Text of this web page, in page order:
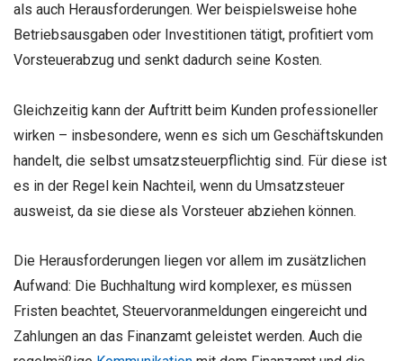
als auch Herausforderungen. Wer beispielsweise hohe
Betriebsausgaben oder Investitionen tätigt, profitiert vom
Vorsteuerabzug und senkt dadurch seine Kosten.
Gleichzeitig kann der Auftritt beim Kunden professioneller
wirken – insbesondere, wenn es sich um Geschäftskunden
handelt, die selbst umsatzsteuerpflichtig sind. Für diese ist
es in der Regel kein Nachteil, wenn du Umsatzsteuer
ausweist, da sie diese als Vorsteuer abziehen können.
Die Herausforderungen liegen vor allem im zusätzlichen
Aufwand: Die Buchhaltung wird komplexer, es müssen
Fristen beachtet, Steuervoranmeldungen eingereicht und
Zahlungen an das Finanzamt geleistet werden. Auch die